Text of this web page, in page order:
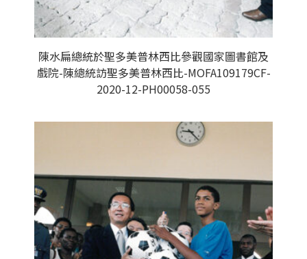
陳水扁總統於聖多美普林西比參觀國家圖書館及
戲院-陳總統訪聖多美普林西比-MOFA109179CF-
2020-12-PH00058-055